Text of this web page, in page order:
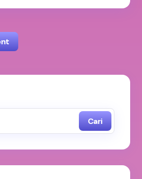
tidak akan dipublikasikan.
Cari